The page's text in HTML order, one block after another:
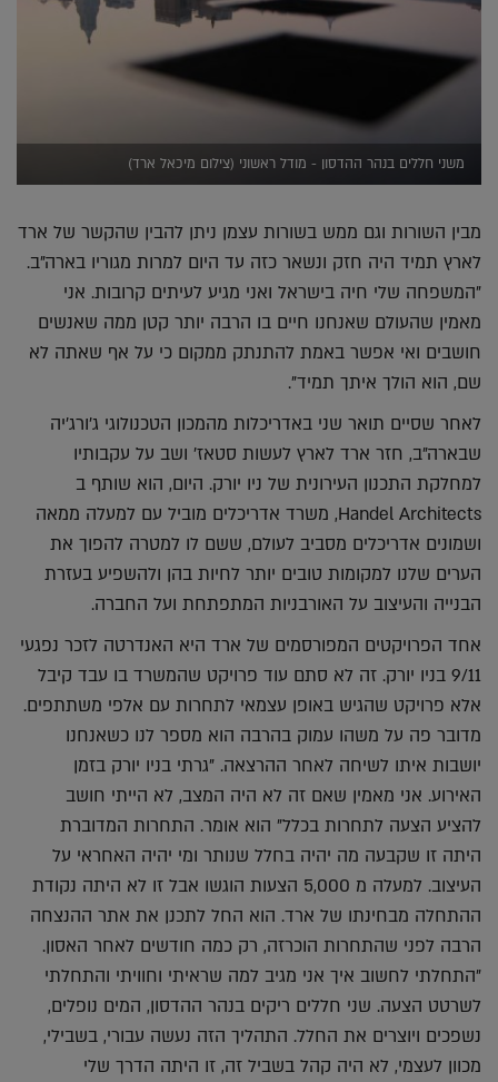
משני חללים בנהר ההדסון - מודל ראשוני (צילום מיכאל ארד)
מבין השורות וגם ממש בשורות עצמן ניתן להבין שהקשר של ארד
לארץ תמיד היה חזק ונשאר כזה עד היום למרות מגוריו בארה"ב.
"המשפחה שלי חיה בישראל ואני מגיע לעיתים קרובות. אני
מאמין שהעולם שאנחנו חיים בו הרבה יותר קטן ממה שאנשים
חושבים ואי אפשר באמת להתנתק ממקום כי על אף שאתה לא
שם, הוא הולך איתך תמיד".
לאחר שסיים תואר שני באדריכלות מהמכון הטכנולוגי ג'ורג'יה
שבארה"ב, חזר ארד לארץ לעשות סטאז' ושב על עקבותיו
למחלקת התכנון העירונית של ניו יורק. היום, הוא שותף ב
Handel Architects, משרד אדריכלים מוביל עם למעלה ממאה
ושמונים אדריכלים מסביב לעולם, ששם לו למטרה להפוך את
הערים שלנו למקומות טובים יותר לחיות בהן ולהשפיע בעזרת
הבנייה והעיצוב על האורבניות המתפתחת ועל החברה.
אחד הפרויקטים המפורסמים של ארד היא האנדרטה לזכר נפגעי
9/11 בניו יורק. זה לא סתם עוד פרויקט שהמשרד בו עבד קיבל
אלא פרויקט שהגיש באופן עצמאי לתחרות עם אלפי משתתפים.
מדובר פה על משהו עמוק בהרבה הוא מספר לנו כשאנחנו
יושבות איתו לשיחה לאחר ההרצאה. "גרתי בניו יורק בזמן
האירוע. אני מאמין שאם זה לא היה המצב, לא הייתי חושב
להציע הצעה לתחרות בכלל" הוא אומר. התחרות המדוברת
היתה זו שקבעה מה יהיה בחלל שנותר ומי יהיה האחראי על
העיצוב. למעלה מ 5,000 הצעות הוגשו אבל זו לא היתה נקודת
ההתחלה מבחינתו של ארד. הוא החל לתכנן את אתר ההנצחה
הרבה לפני שהתחרות הוכרזה, רק כמה חודשים לאחר האסון.
"התחלתי לחשוב איך אני מגיב למה שראיתי וחוויתי והתחלתי
לשרטט הצעה. שני חללים ריקים בנהר ההדסון, המים נופלים,
נשפכים ויוצרים את החלל. התהליך הזה נעשה עבורי, בשבילי,
מכוון לעצמי, לא היה קהל בשביל זה, זו היתה הדרך שלי